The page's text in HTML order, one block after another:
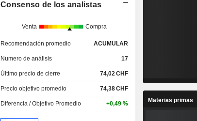
Consenso de los analistas
Venta Compra
Recomendación promedio ACUMULAR
Numero de análisis 17
Último precio de cierre 74,02CHF
Precio objetivo promedio 74,38CHF
Diferencia / Objetivo Promedio +0,49 %
Materias primas